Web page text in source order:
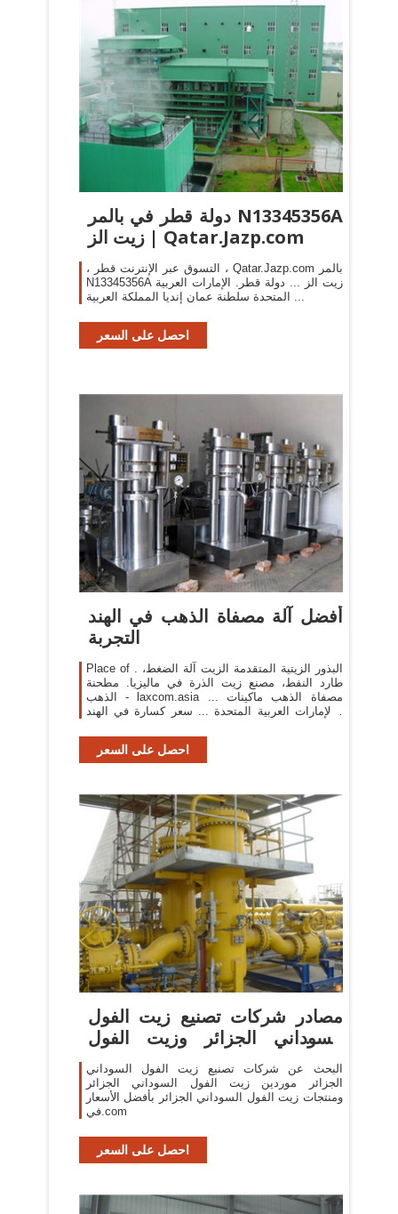
دولة قطر في بالمر N13345356A
زيت الز | Qatar.Jazp.com
، التسوق عبر الإنترنت قطر ، Qatar.Jazp.com بالمر
N13345356A زيت الز ... دولة قطر. الإمارات العربية
المتحدة سلطنة عمان إنديا المملكة العربية ...
احصل على السعر
أفضل آلة مصفاة الذهب في الهند
التجربة
Place of . البذور الزيتية المتقدمة الزيت آلة الضغط،
طارد النفط، مصنع زيت الذرة في ماليزيا. مطحنة
الذهب - laxcom.asia ... مصفاة الذهب ماكينات
الإمارات العربية المتحدة ... سعر كسارة في الهند -
احصل على السعر
مصادر شركات تصنيع زيت الفول
السوداني الجزائر وزيت الفول
البحث عن شركات تصنيع زيت الفول السوداني
الجزائر موردين زيت الفول السوداني الجزائر
ومنتجات زيت الفول السوداني الجزائر بأفضل الأسعار
في.com
احصل على السعر